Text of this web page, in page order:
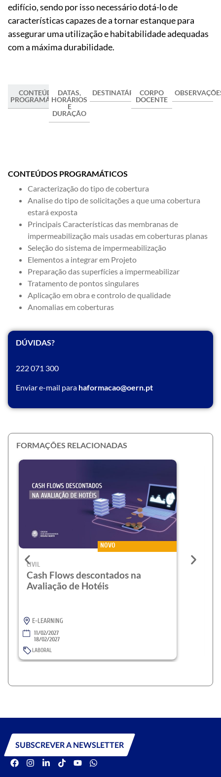
edifício, sendo por isso necessário dotá-lo de
características capazes de a tornar estanque para
assegurar uma utilização e habitabilidade adequadas
com a máxima durabilidade.
CONTEÚDOS
PROGRAMÁTICOS
DATAS,
HORÁRIOS
E
DURAÇÃO
DESTINATÁRIOS/AS
CORPO
DOCENTE
CONTEÚDOS PROGRAMÁTICOS
Caracterização do tipo de cobertura
Analise do tipo de solicitações a que uma cobertura
estará exposta
Principais Características das membranas de
impermeabilização mais usadas em coberturas planas
Seleção do sistema de impermeabilização
Elementos a integrar em Projeto
Preparação das superfícies a impermeabilizar
Tratamento de pontos singulares
Aplicação em obra e controlo de qualidade
Anomalias em coberturas
DÚVIDAS?
222 071 300
Enviar e-mail para haformacao@oern.pt
FORMAÇÕES RELACIONADAS
NOVO
CIVIL
Cash Flows descontados na
Avaliação de Hotéis
E-LEARNING
11/02/2027
18/02/2027
LABORAL
SUBSCREVER A NEWSLETTER